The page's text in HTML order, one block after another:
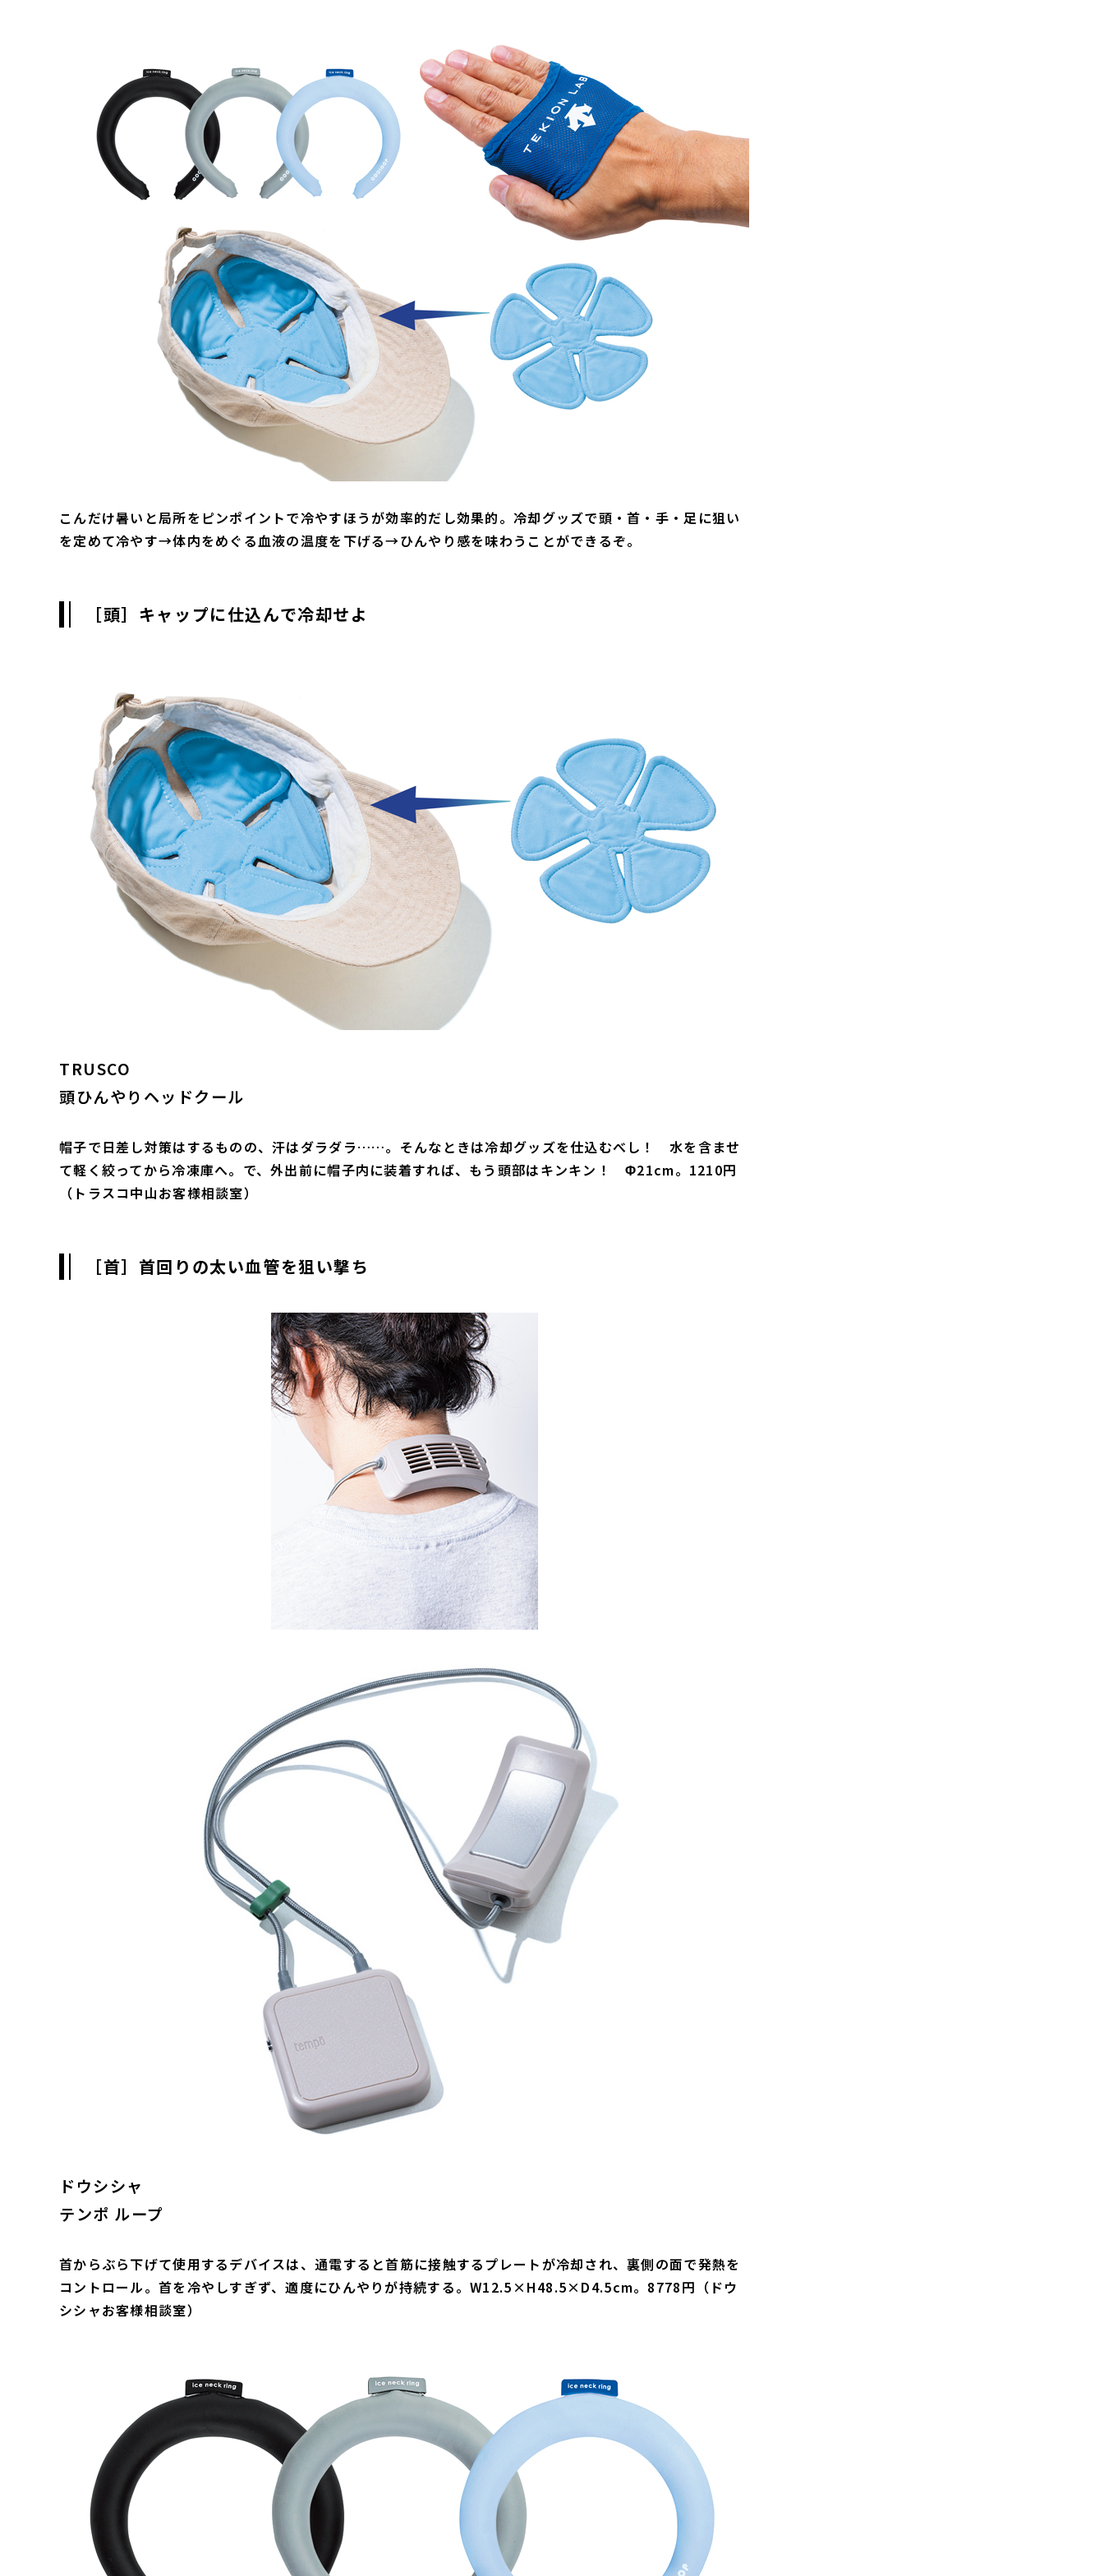
こんだけ暑いと局所をピンポイントで冷やすほうが効率的だし効果的。冷却グッズで頭・首・手・足に狙い
を定めて冷やす→体内をめぐる血液の温度を下げる→ひんやり感を味わうことができるぞ。
［頭］キャップに仕込んで冷却せよ
TRUSCO
頭ひんやりヘッドクール
帽子で日差し対策はするものの、汗はダラダラ……。そんなときは冷却グッズを仕込むべし！ 水を含ませ
て軽く絞ってから冷凍庫へ。で、外出前に帽子内に装着すれば、もう頭部はキンキン！ Φ21cm。1210円
（トラスコ中山お客様相談室）
［首］首回りの太い血管を狙い撃ち
ドウシシャ
テンポ ループ
首からぶら下げて使用するデバイスは、通電すると首筋に接触するプレートが冷却され、裏側の面で発熱を
コントロール。首を冷やしすぎず、適度にひんやりが持続する。W12.5×H48.5×D4.5cm。8778円（ドウ
シシャお客様相談室）